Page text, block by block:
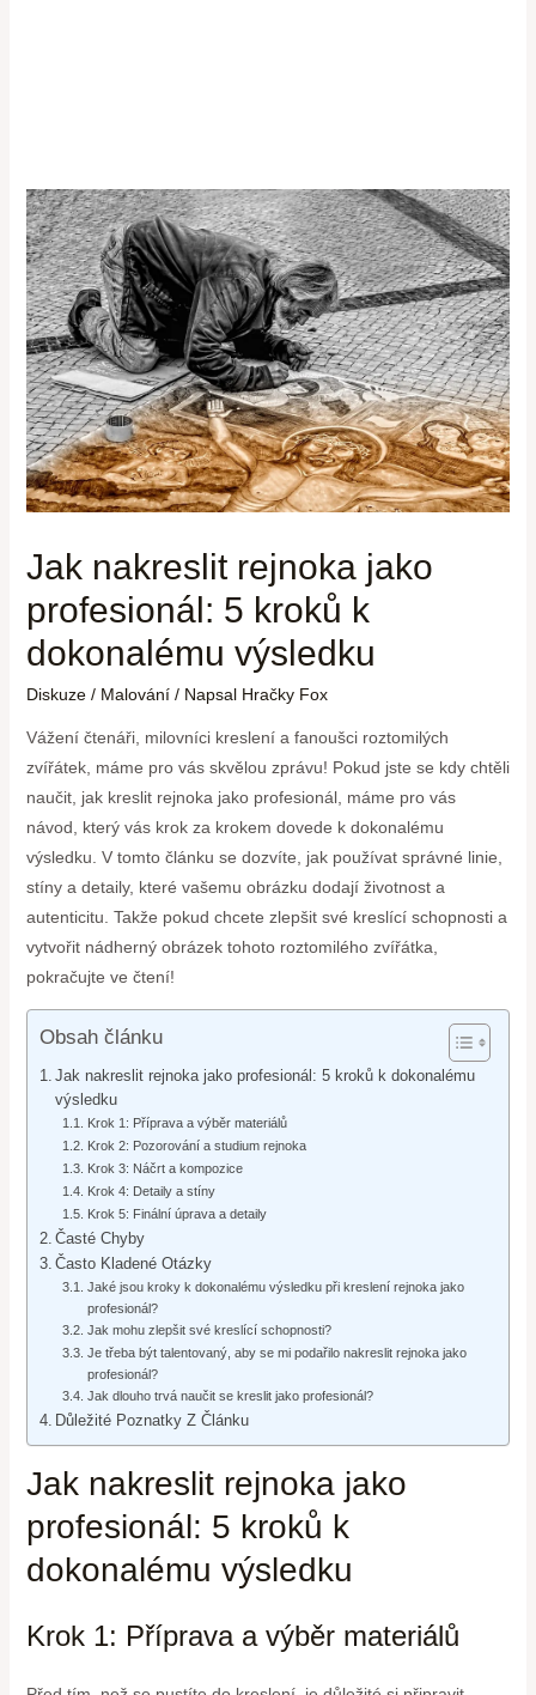
Jak nakreslit rejnoka jako
profesionál: 5 kroků k
dokonalému výsledku
Diskuze / Malování/ Napsal Hračky Fox
Vážení čtenáři, milovníci kreslení a fanoušci roztomilých
zvířátek, máme pro vás skvělou zprávu! Pokud jste se kdy chtěli
naučit, jak kreslit rejnoka jako profesionál, máme pro vás
návod, který vás krok za krokem dovede k dokonalému
výsledku. V tomto článku se dozvíte, jak používat správné linie,
stíny a detaily, které vašemu obrázku dodají životnost a
autenticitu. Takže pokud chcete zlepšit své kreslící schopnosti a
vytvořit nádherný obrázek tohoto roztomilého zvířátka,
pokračujte ve čtení!
Obsah článku
Jak nakreslit rejnoka jako profesionál: 5 kroků k dokonalému
výsledku
Krok 1: Příprava a výběr materiálů
Krok 2: Pozorování a studium rejnoka
Krok 3: Náčrt a kompozice
Krok 4: Detaily a stíny
Krok 5: Finální úprava a detaily
Časté Chyby
Často Kladené Otázky
Jaké jsou kroky k dokonalému výsledku při kreslení rejnoka jako
profesionál?
Jak mohu zlepšit své kreslící schopnosti?
Je třeba být talentovaný, aby se mi podařilo nakreslit rejnoka jako
profesionál?
Jak dlouho trvá naučit se kreslit jako profesionál?
Důležité Poznatky Z Článku
Jak nakreslit rejnoka jako
profesionál: 5 kroků k
dokonalému výsledku
Krok 1: Příprava a výběr materiálů